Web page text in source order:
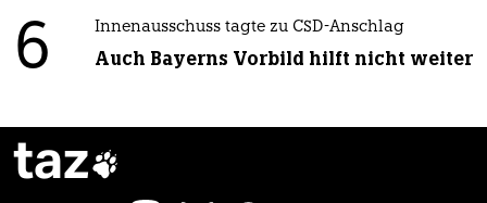
6 Innenausschuss tagte zu CSD-Anschlag
Auch Bayerns Vorbild hilft nicht weiter
taz